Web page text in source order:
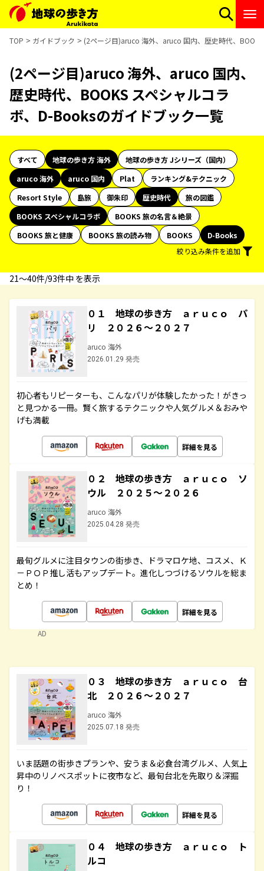
TOP ガイドブック (2ページ目)aruco 海外、aruco 国内、歴史時代、
(2ページ目)aruco 海外、aruco 国内、
歴史時代、BOOKS スペシャルコラ
ボ、D-Booksのガイドブック一覧
すべて 地球の歩き方 海外
地球の歩き方 Jシリーズ（国内）
aruco 海外
aruco 国内 Plat
ランキング&テクニック
Resort Style
島旅 御朱印 歴史時代
旅の図鑑
BOOKS スペシャルコラボ
BOOKS 旅の名言＆絶景
BOOKS 旅と健康
BOOKS 旅の読み物 BOOKS
D-Books
絞り込み条件を追加
21〜40件/93件中 を表示
０１ 地球の歩き方 ａｒｕｃｏ パ
リ ２０２６～２０２７
aruco 海外
2026.01.29 発売
初心者もリピーターも、こんなパリが体験したかった！がきっ
と見つかる一冊。賢く旅するテクニックや人気グルメ＆おみや
げも満載
詳細を見る
０２ 地球の歩き方 ａｒｕｃｏ ソ
ウル ２０２５～２０２６
aruco 海外
2025.04.28 発売
最旬グルメに注目タウンの街歩き、ドラマロケ地、コスメ、Ｋ
－ＰＯＰ推し活もアップデート。進化しつづけるソウルを総ま
とめ！
詳細を見る
AD
０３ 地球の歩き方 ａｒｕｃｏ 台
北 ２０２６～２０２７
aruco 海外
2025.07.18 発売
いま話題の街歩きプランや、安うま＆必食台湾グルメ、人気上
昇中のリノベスポットに夜市など、最旬台北を先取り＆深掘
り！
詳細を見る
０４ 地球の歩き方 ａｒｕｃｏ ト
ルコ